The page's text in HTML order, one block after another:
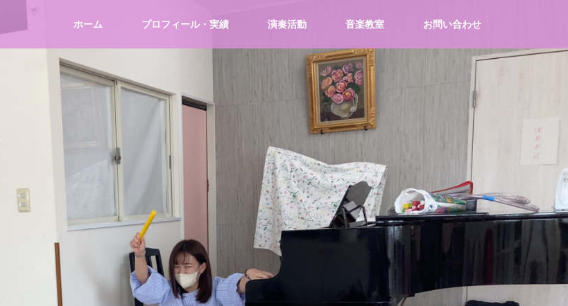
ホーム プロフィール・実績 演奏活動 音楽教室 お問い合わせ